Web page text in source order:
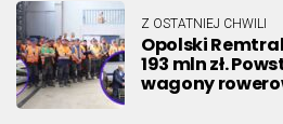
Z OSTATNIEJ CHWILI
Opolski
193 mln zł.
wagony